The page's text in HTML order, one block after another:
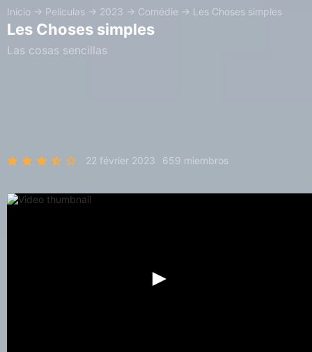
Inicio → Películas → 2023 → Comédie → Les Choses simples
Les Choses simples
Las cosas sencillas
22 février 2023 659 miembros